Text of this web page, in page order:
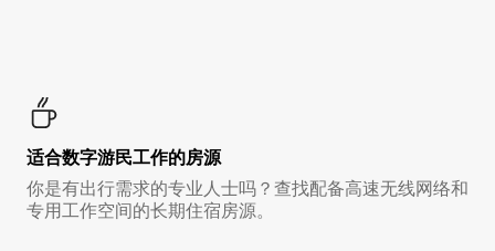
适合数字游民工作的房源
你是有出行需求的专业人士吗？查找配备高速无线网络和
专用工作空间的长期住宿房源。